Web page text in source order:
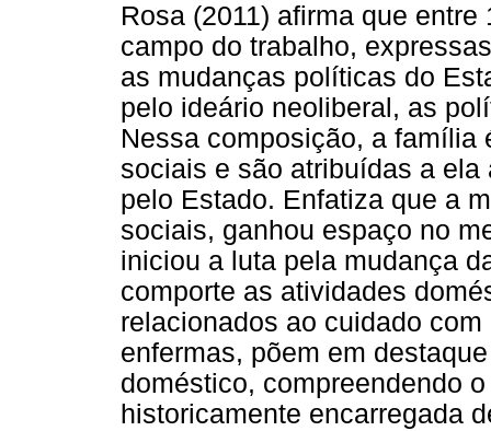
Rosa (2011) afirma que
campo do trabalho,
as mudanças políticas do
pelo ideário neoliberal, as
Nessa composição, a
sociais e são atribuídas a
pelo Estado. Enfatiza que a
sociais, ganhou espaço no
iniciou a luta pela mudança
comporte as atividades
relacionados ao cuidado
enfermas, põem em
doméstico, compreendendo
historicamente encarregada